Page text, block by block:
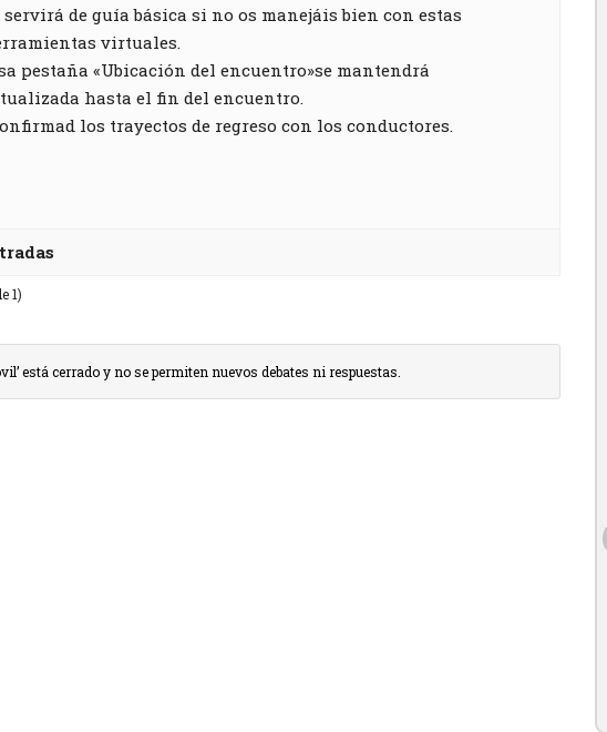
servirá de guía básica si no os manejáis bien con estas
virtuales.
pestaña «Ubicación del encuentro»se mantendrá
hasta el fin del encuentro.
los trayectos de regreso con los conductores.
1)
está cerrado y no se permiten nuevos debates ni respuestas.